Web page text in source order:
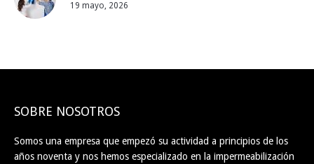
19 mayo, 2026
SOBRE NOSOTROS
Somos una empresa que empezó su actividad a principios de los
años noventa y nos hemos especializado en la impermeabilización